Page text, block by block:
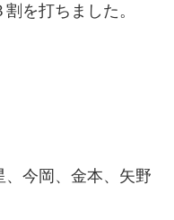
を打ちました。
今岡、金本、矢野